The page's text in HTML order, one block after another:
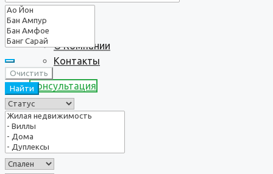
О нас
О Компании
Контакты
Консультация
Очистить
Найти